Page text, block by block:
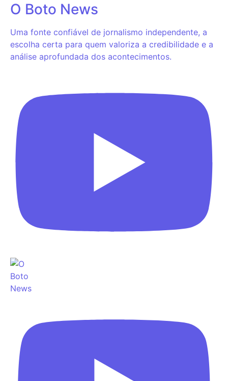
O Boto News
Uma fonte confiável de jornalismo independente, a
escolha certa para quem valoriza a credibilidade e a
análise aprofundada dos acontecimentos.